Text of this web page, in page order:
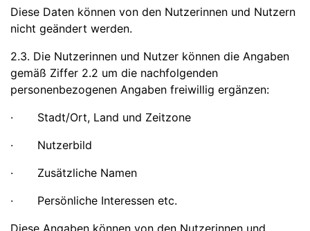
Diese Daten können von den Nutzerinnen und Nutzern
nicht geändert werden.
2.3. Die Nutzerinnen und Nutzer können die Angaben
gemäß Ziffer 2.2 um die nachfolgenden
personenbezogenen Angaben freiwillig ergänzen:
· Stadt/Ort, Land und Zeitzone
· Nutzerbild
· Zusätzliche Namen
· Persönliche Interessen etc.
Diese Angaben können von den Nutzerinnen und